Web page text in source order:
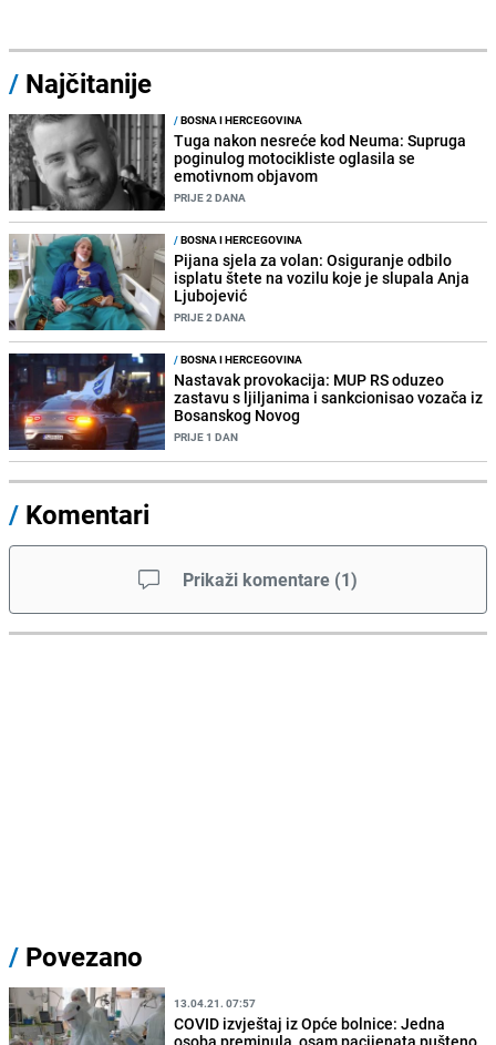
/ Najčitanije
/BOSNA I HERCEGOVINA
Tuga nakon nesreće kod Neuma: Supruga
poginulog motocikliste oglasila se
emotivnom objavom
PRIJE 2 DANA
/BOSNA I HERCEGOVINA
Pijana sjela za volan: Osiguranje odbilo
isplatu štete na vozilu koje je slupala Anja
Ljubojević
PRIJE 2 DANA
/BOSNA I HERCEGOVINA
Nastavak provokacija: MUP RS oduzeo
zastavu s ljiljanima i sankcionisao vozača iz
Bosanskog Novog
PRIJE 1 DAN
/ Komentari
Prikaži komentare (1)
/ Povezano
13.04.21. 07:57
COVID izvještaj iz Opće bolnice: Jedna